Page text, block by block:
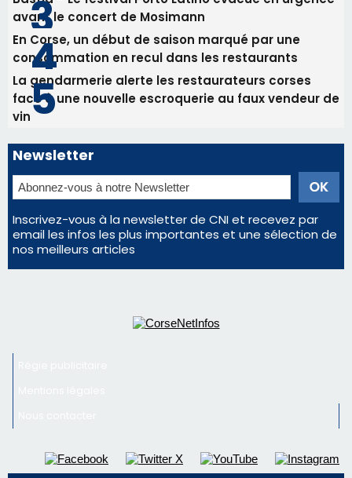
Commandant Antoine de Saint Exupery
Les plus lus
Satine Nomary est la nouvelle Miss Corse 2026
Éclipse du 12 août : la Corse aux premières loges
d'un spectacle qui ne reviendra pas avant 2081
Bastia – Le festival Porto Latino évacué en urgence
avant le concert de Mosimann
En Corse, un début de saison marqué par une
consommation en recul dans les restaurants
nos meilleurs articles